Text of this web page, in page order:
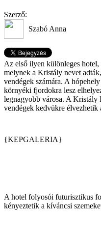
Szerző:
Szabó Anna
Az első ilyen különleges hotel,
melynek a Kristály nevet
vendégek számára. A
környéki fjordokra lesz
legnagyobb városa. A Kristály
vendégek kedvükre élvezhetik
{KEPGALERIA}
A hotel folyosói futurisztikus
kényeztetik a kíváncsi